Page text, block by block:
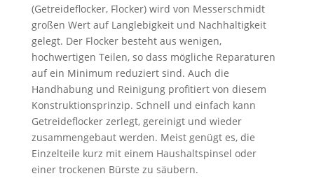
(Getreideflocker, Flocker) wird von Messerschmidt
großen Wert auf Langlebigkeit und Nachhaltigkeit
gelegt. Der Flocker besteht aus wenigen,
hochwertigen Teilen, so dass mögliche Reparaturen
auf ein Minimum reduziert sind. Auch die
Handhabung und Reinigung profitiert von diesem
Konstruktionsprinzip. Schnell und einfach kann
Getreideflocker zerlegt, gereinigt und wieder
zusammengebaut werden. Meist genügt es, die
Einzelteile kurz mit einem Haushaltspinsel oder
einer trockenen Bürste zu säubern.